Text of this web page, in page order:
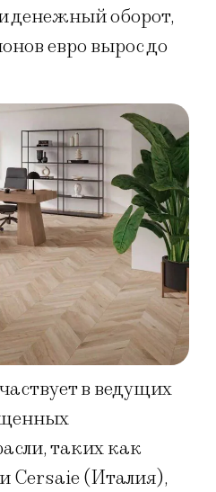
денежный оборот,
евро вырос до
в ведущих
таких как
(Италия),